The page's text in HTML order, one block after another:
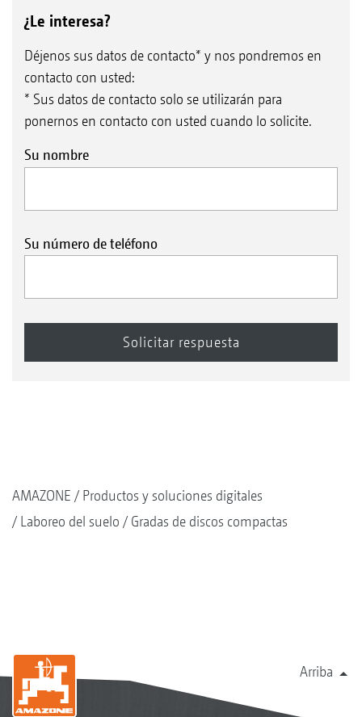
¿Le interesa?
Déjenos sus datos de contacto* y nos pondremos en
contacto con usted:
* Sus datos de contacto solo se utilizarán para
ponernos en contacto con usted cuando lo solicite.
Su nombre
Su número de teléfono
AMAZONE
Productos y soluciones digitales
Laboreo del suelo
Gradas de discos compactas
Arriba